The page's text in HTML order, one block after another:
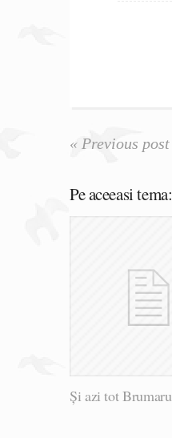
« Previous post
Pe aceeasi tema:
Și azi tot Brumaru